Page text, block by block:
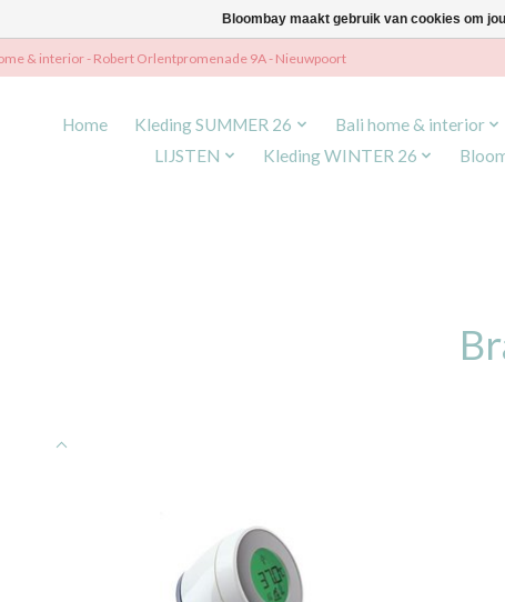
& interior - Robert Orlentpromenade 9A - Nieuwpoort
Home Kleding SUMMER 26 Bali home & interior
LIJSTEN
Kleding WINTER 26
Bloombay maakt gebruik van cookies om